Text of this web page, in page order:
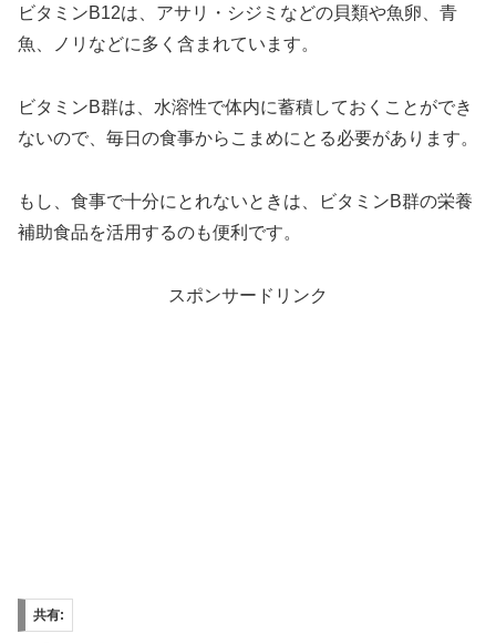
ビタミンB12は、アサリ・シジミなどの貝類や魚卵、青
魚、ノリなどに多く含まれています。
ビタミンB群は、水溶性で体内に蓄積しておくことができ
ないので、毎日の食事からこまめにとる必要があります。
もし、食事で十分にとれないときは、ビタミンB群の栄養
補助食品を活用するのも便利です。
スポンサードリンク
共有: